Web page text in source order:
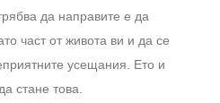
да направите е да
част от живота ви и да се
усещания. Ето и
стане това.